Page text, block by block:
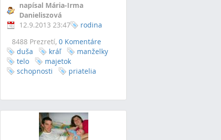
napísal Mária-Irma
Danieliszová
12.9.2013 23:47
8488 Prezretí, 0 Komentáre
rodina
duša kráľ
manželky
telo
majetok
schopnosti
priatelia